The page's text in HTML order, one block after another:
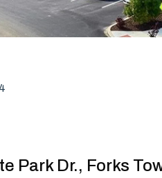
Park Dr., Forks